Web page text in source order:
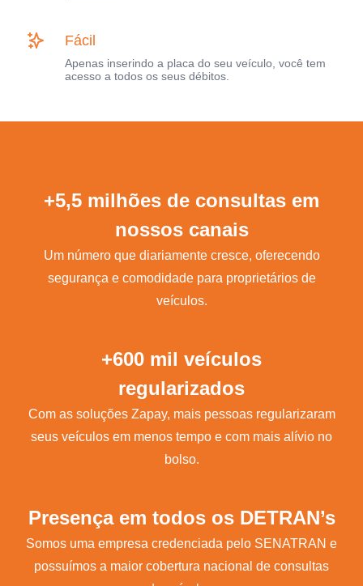
Fácil
Apenas inserindo a placa do seu veículo, você tem
acesso a todos os seus débitos.
+5,5 milhões de consultas em
nossos canais
Um número que diariamente cresce, oferecendo
segurança e comodidade para proprietários de
veículos.
+600 mil veículos
regularizados
Com as soluções Zapay, mais pessoas regularizaram
seus veículos em menos tempo e com mais alívio no
bolso.
Presença em todos os DETRAN’s
Somos uma empresa credenciada pelo SENATRAN e
possuímos a maior cobertura nacional de consultas